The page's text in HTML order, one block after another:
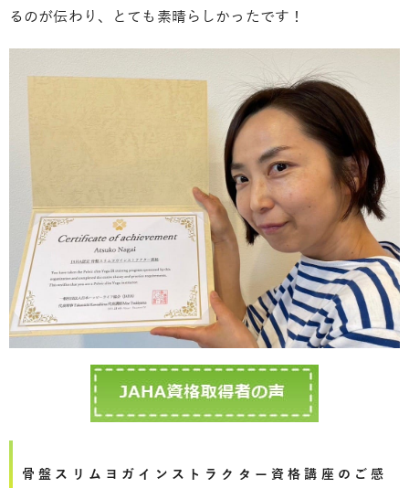
るのが伝わり、とても素晴らしかったです！
骨盤スリムヨガインストラクター資格講座のご感